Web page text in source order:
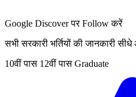
Google Discover पर Follow करें
सभी सरकारी भर्तियों की जानकारी
10वीं पास 12वीं पास Graduate